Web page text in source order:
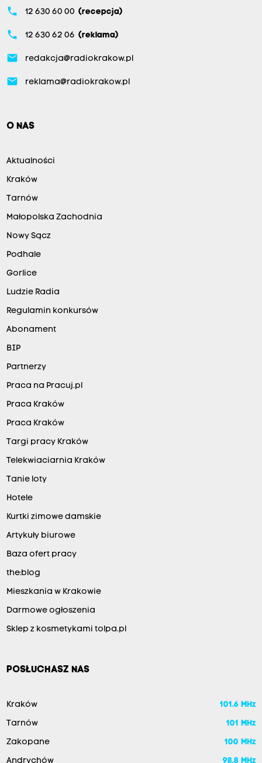
phone 12 630 60 00 (recepcja)
phone 12 630 62 06 (reklama)
email redakcja@radiokrakow.pl
email reklama@radiokrakow.pl
O NAS
Aktualności
Kraków
Tarnów
Małopolska Zachodnia
Nowy Sącz
Podhale
Gorlice
Ludzie Radia
Regulamin konkursów
Abonament
BIP
Partnerzy
Praca na Pracuj.pl
Praca Kraków
Praca Kraków
Targi pracy Kraków
Telekwiaciarnia Kraków
Tanie loty
Hotele
Kurtki zimowe damskie
Artykuły biurowe
Baza ofert pracy
the:blog
Mieszkania w Krakowie
Darmowe ogłoszenia
Sklep z kosmetykami tolpa.pl
POSŁUCHASZ NAS
Kraków 101.6 MHz
Tarnów 101 MHz
Zakopane 100 MHz
Andrychów 98.8 MHz